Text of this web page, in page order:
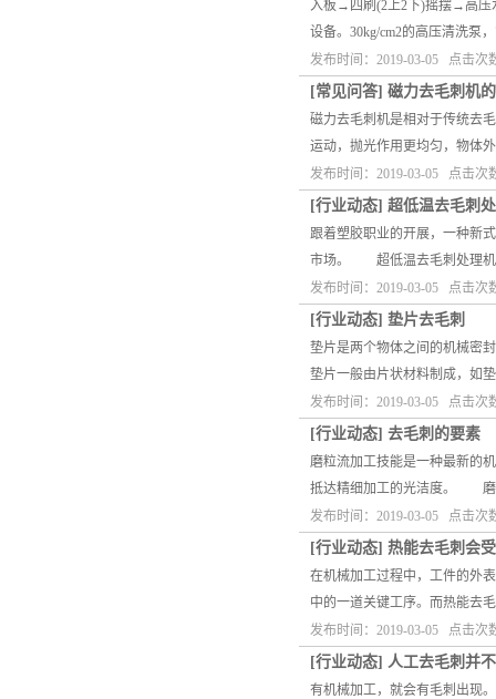
入板→四刷(2上2下)摇摆→高压
设备。30kg/cm2的高压清洗泵
发布时间：2019-03-05 点击次
[常见问答] 磁力去毛刺机
磁力去毛刺机是相对于传统去
运动，抛光作用更均匀，物
发布时间：2019-03-05 点击次
[行业动态] 超低温去毛刺
跟着塑胶职业的开展，一种新
市场。 超低温去毛刺处理机
发布时间：2019-03-05 点击次
[行业动态] 垫片去毛刺
垫片是两个物体之间的机械密
垫片一般由片状材料制成，如
发布时间：2019-03-05 点击次
[行业动态] 去毛刺的要素
磨粒流加工技能是一种最新的
抵达精细加工的光洁度。 磨
发布时间：2019-03-05 点击次
[行业动态] 热能去毛刺会
在机械加工过程中，工件的外
中的一道关键工序。而热能去
发布时间：2019-03-05 点击次
[行业动态] 人工去毛刺并
有机械加工，就会有毛刺出现